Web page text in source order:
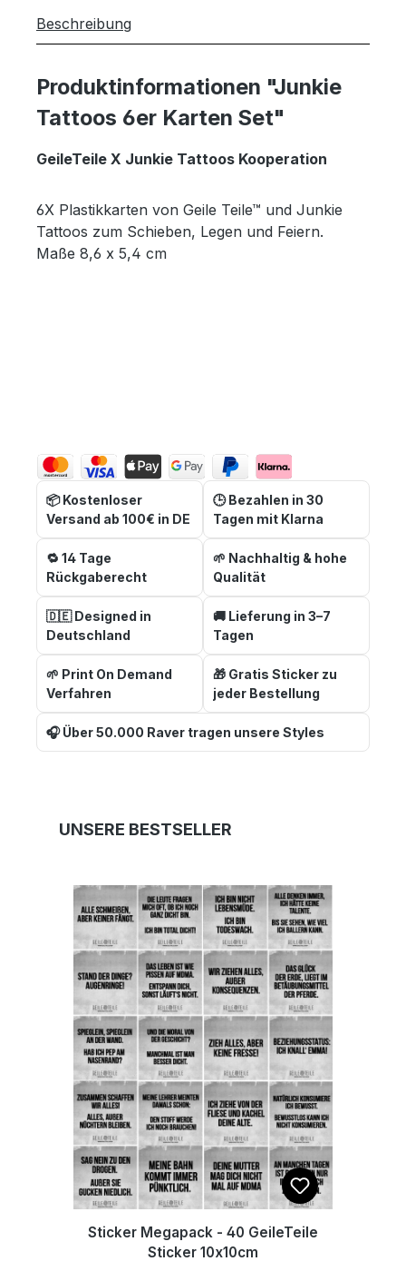
Beschreibung
Produktinformationen "Junkie
Tattoos 6er Karten Set"
GeileTeile X Junkie Tattoos Kooperation
6X Plastikkarten von Geile Teile™ und Junkie
Tattoos zum Schieben, Legen und Feiern.
Maße 8,6 x 5,4 cm
📦 Kostenloser
Versand ab 100€ in DE
🕒 Bezahlen in 30
Tagen mit Klarna
🔁 14 Tage
Rückgaberecht
🌱 Nachhaltig & hohe
Qualität
🇩🇪 Designed in
Deutschland
🚚 Lieferung in 3–7
Tagen
🌱 Print On Demand
Verfahren
🎁 Gratis Sticker zu
jeder Bestellung
🎧 Über 50.000 Raver tragen unsere Styles
Produktgalerie überspringen
UNSERE BESTSELLER
Sticker Megapack - 40 GeileTeile
Sticker 10x10cm